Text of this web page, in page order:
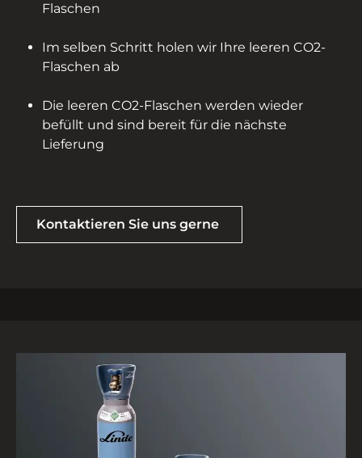
Flaschen
Im selben Schritt holen wir Ihre leeren CO2-
Flaschen ab
Die leeren CO2-Flaschen werden wieder
befüllt und sind bereit für die nächste
Lieferung
Kontaktieren Sie uns gerne